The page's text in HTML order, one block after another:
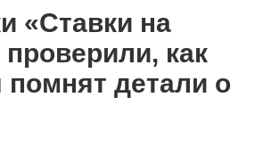
«Ставки на
как
детали о